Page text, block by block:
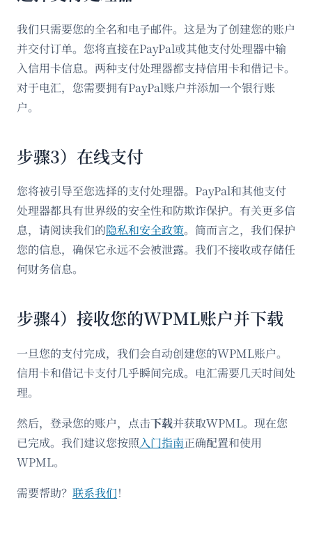
我们只需要您的全名和电子邮件。这是为了创建您的账户
并交付订单。您将直接在PayPal或其他支付处理器中输
入信用卡信息。两种支付处理器都支持信用卡和借记卡。
对于电汇，您需要拥有PayPal账户并添加一个银行账
户。
步骤3）在线支付
您将被引导至您选择的支付处理器。PayPal和其他支付
处理器都具有世界级的安全性和防欺诈保护。有关更多信
息，请阅读我们的隐私和安全政策。简而言之，我们保护
您的信息，确保它永远不会被泄露。我们不接收或存储任
何财务信息。
步骤4）接收您的WPML账户并下载
一旦您的支付完成，我们会自动创建您的WPML账户。
信用卡和借记卡支付几乎瞬间完成。电汇需要几天时间处
理。
然后，登录您的账户，点击下载并获取WPML。现在您
已完成。我们建议您按照入门指南正确配置和使用
WPML。
需要帮助？ 联系我们！